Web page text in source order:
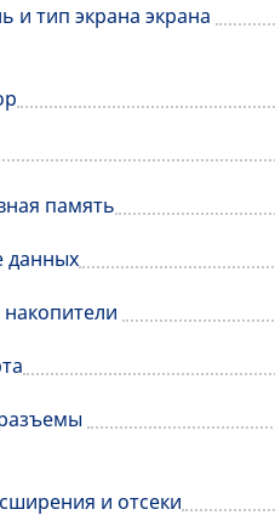
и тип экрана экрана
память
данных
и отсеки